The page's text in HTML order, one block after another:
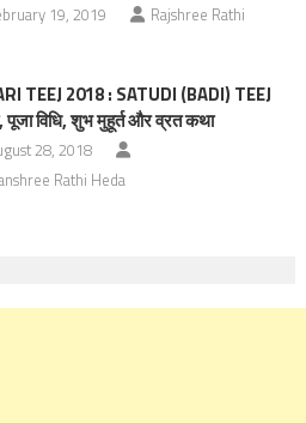
19, 2019 Rajshree Rathi
TEEJ 2018 : SATUDI (BADI) TEEJ
पूजा विधि, शुभ मुहूर्त और व्रत कथा
28, 2018
Rathi Heda